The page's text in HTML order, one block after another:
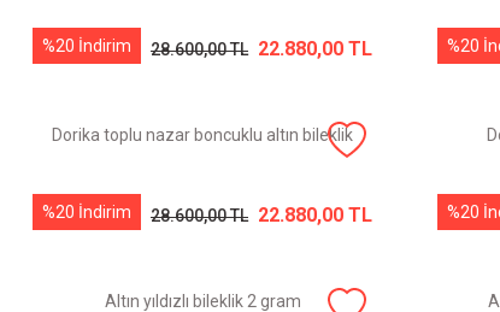
%20 İndirim 28.600,00 TL 22.880,00 TL %20
Dorika toplu nazar boncuklu altın bileklik
%20 İndirim 28.600,00 TL 22.880,00 TL %20
Altın yıldızlı bileklik 2 gram